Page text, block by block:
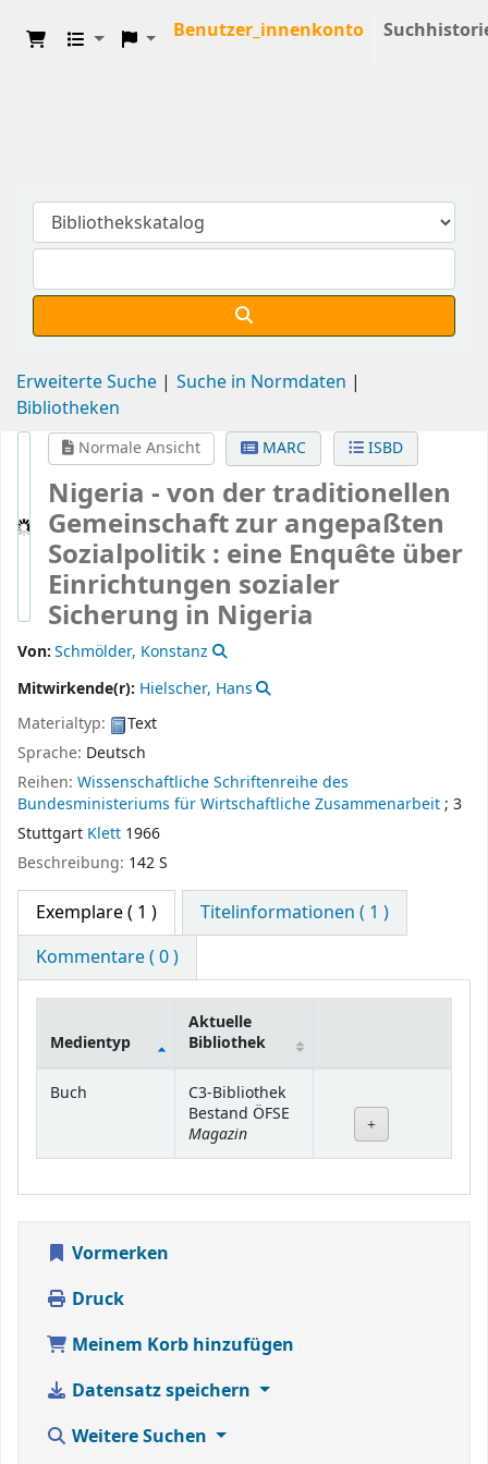
Benutzer_innenkonto
Erweiterte Suche
Suche in Normdaten
Bibliotheken
Normale Ansicht MARC ISBD
Nigeria - von der traditionellen
Gemeinschaft zur angepaßten
Sozialpolitik : eine Enquête über
Einrichtungen sozialer
Sicherung in Nigeria
Von:Schmölder, Konstanz
Mitwirkende(r): Hielscher, Hans
Materialtyp:
Text
Sprache: Deutsch
Reihen: Wissenschaftliche Schriftenreihe des
Bundesministeriums für Wirtschaftliche Zusammenarbeit; 3
Stuttgart Klett 1966
Beschreibung: 142 S
Exemplare( 1 )
Titelinformationen ( 1 )
Kommentare ( 0 )
Exemplare
Medientyp
Aktuelle
Bibliothek
Buch
C3-Bibliothek
Bestand ÖFSE
Magazin
Vormerken
Druck
Meinem Korb hinzufügen
Datensatz speichern
Weitere Suchen